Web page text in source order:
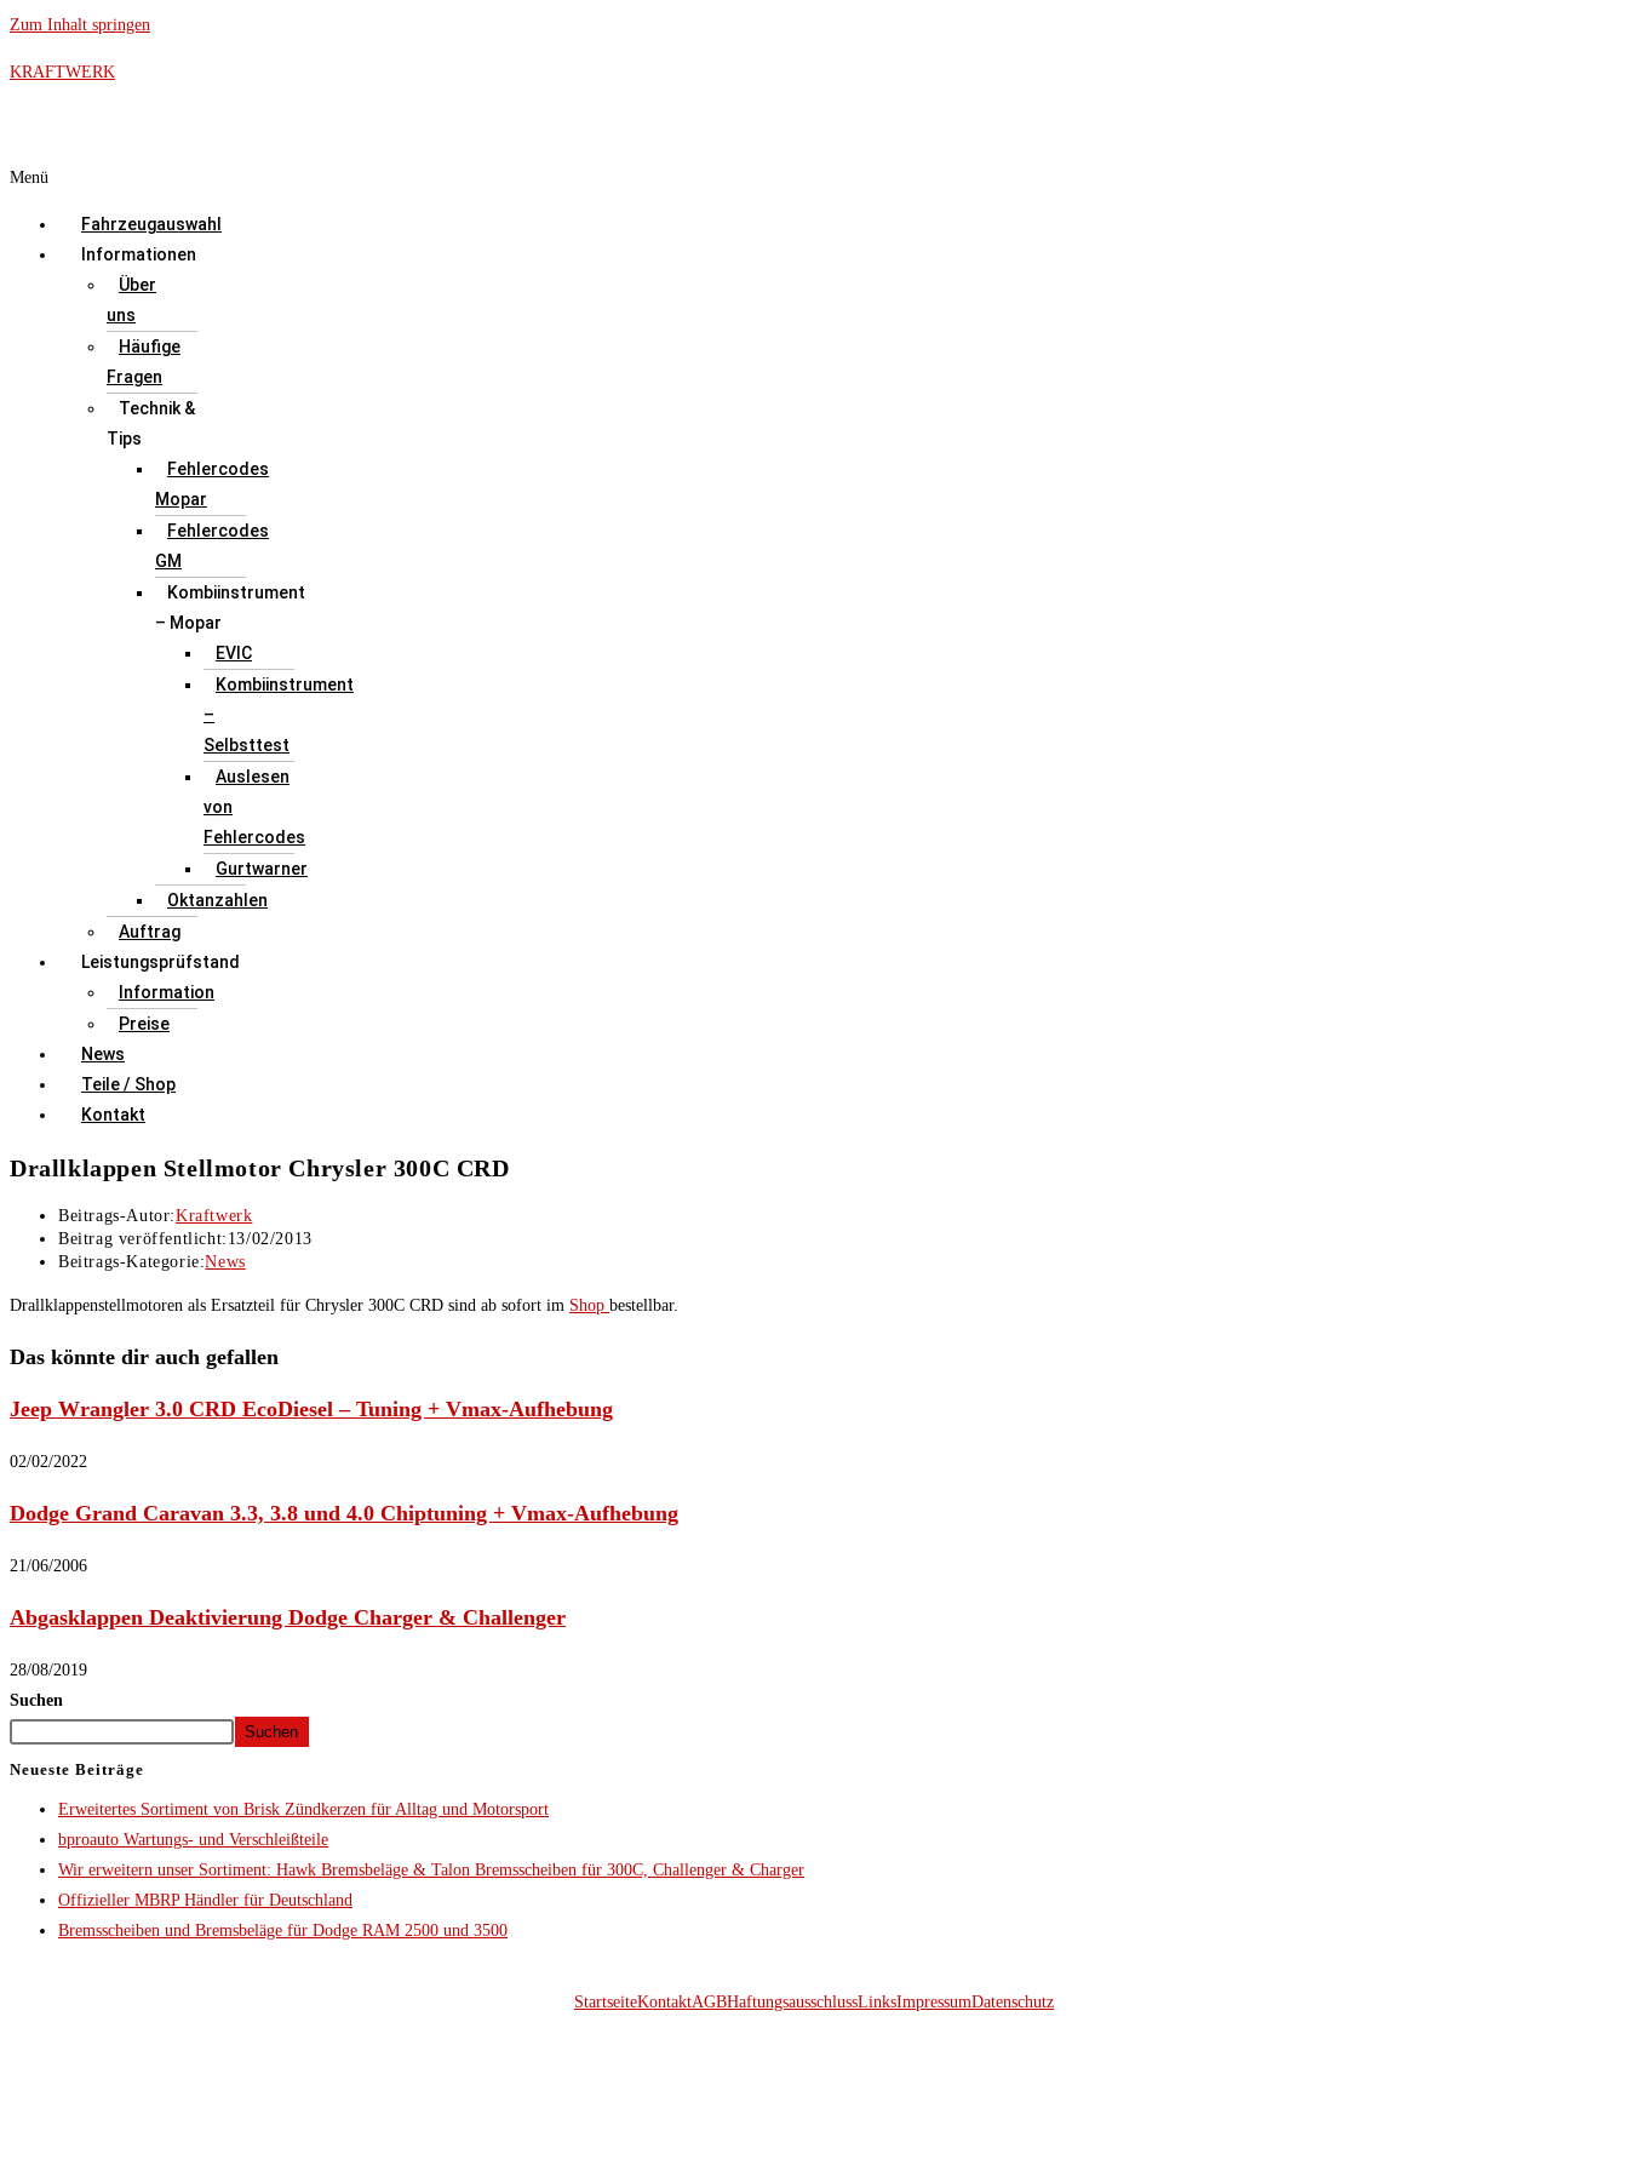
Zum Inhalt springen
KRAFTWERK
Menü
Fahrzeugauswahl
Informationen
Über
uns
Häufige
Fragen
Technik &
Tips
Fehlercodes
Mopar
Fehlercodes
GM
Kombiinstrument
– Mopar
EVIC
Kombiinstrument
–
Selbsttest
Auslesen
von
Fehlercodes
Gurtwarner
Oktanzahlen
Auftrag
Leistungsprüfstand
Information
Preise
News
Teile / Shop
Kontakt
Drallklappen Stellmotor Chrysler 300C CRD
Beitrags-Autor:Kraftwerk
Beitrag veröffentlicht: 13/02/2013
Beitrags-Kategorie:News
Drallklappenstellmotoren als Ersatzteil für Chrysler 300C CRD sind ab sofort im Shop bestellbar.
Das könnte dir auch gefallen
Jeep Wrangler 3.0 CRD EcoDiesel – Tuning + Vmax-Aufhebung
02/02/2022
Dodge Grand Caravan 3.3, 3.8 und 4.0 Chiptuning + Vmax-Aufhebung
21/06/2006
Abgasklappen Deaktivierung Dodge Charger & Challenger
28/08/2019
Suchen
Suchen
Neueste Beiträge
Erweitertes Sortiment von Brisk Zündkerzen für Alltag und Motorsport
bproauto Wartungs- und Verschleißteile
Wir erweitern unser Sortiment: Hawk Bremsbeläge & Talon Bremsscheiben für 300C, Challenger & Charger
Offizieller MBRP Händler für Deutschland
Bremsscheiben und Bremsbeläge für Dodge RAM 2500 und 3500
StartseiteKontaktAGBHaftungsausschlussLinksImpressumDatenschutz